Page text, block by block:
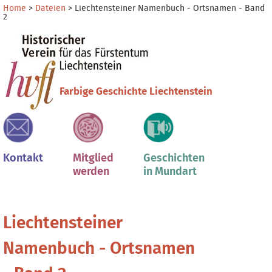
Direkt
zum
Inhalt
Direkt
zur
Navigation
Benutzerspezifische
Werkzeuge
Home > Dateien > Liechtensteiner Namenbuch - Ortsnamen - Band
2
Farbige Geschichte Liechtenstein
Kontakt
Mitglied
werden
Geschichten
in Mundart
Liechtensteiner
Namenbuch - Ortsnamen